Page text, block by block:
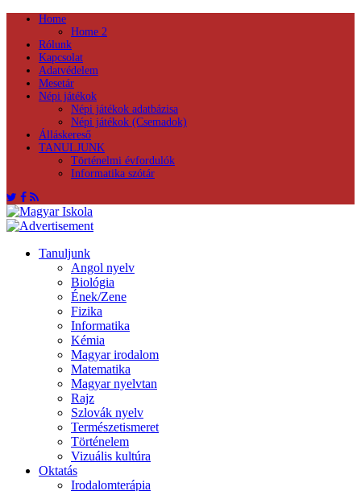
Home
Home 2
Rólunk
Kapcsolat
Adatvédelem
Mesetár
Népi játékok
Népi játékok adatbázisa
Népi játékok (Csemadok)
Álláskereső
TANULJUNK
Történelmi évfordulók
Informatika szótár
Tanuljunk
Angol nyelv
Biológia
Ének/Zene
Fizika
Informatika
Kémia
Magyar irodalom
Matematika
Magyar nyelvtan
Rajz
Szlovák nyelv
Természetismeret
Történelem
Vizuális kultúra
Oktatás
Irodalomterápia